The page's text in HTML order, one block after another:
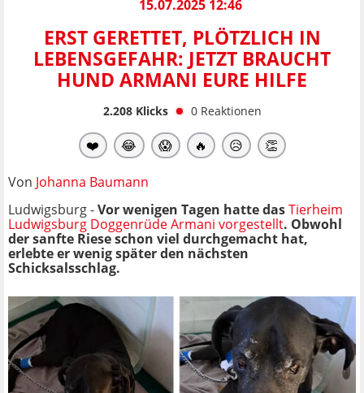
15.07.2025 12:46
ERST GERETTET, PLÖTZLICH IN
LEBENSGEFAHR: JETZT BRAUCHT
HUND ARMANI EURE HILFE
2.208Klicks 0 Reaktionen
❤️ 😂 😱 🔥 😥 👏
Von Johanna Baumann
Ludwigsburg -Vor wenigen Tagen hatte dasTierheim
Ludwigsburg Doggenrüde Armani vorgestellt. Obwohl
der sanfte Riese schon viel durchgemacht hat,
erlebte er wenig später den nächsten
Schicksalsschlag.